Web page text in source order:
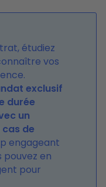
étudiez
vos
exclusif
durée
un
cas de
engageant
pouvez en
pour